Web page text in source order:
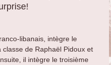
libanais, intègre le
de Raphaël Pidoux et
il intègre le troisième